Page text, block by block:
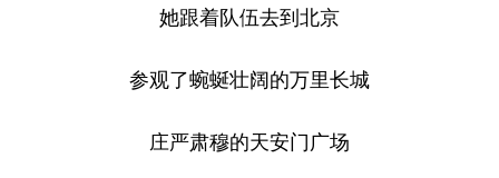
她跟着队伍去到北京
参观了蜿蜒壮阔的万里长城
庄严肃穆的天安门广场